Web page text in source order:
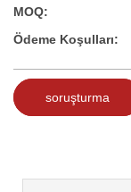
MOQ:
Ödeme Koşulları:
soruşturma